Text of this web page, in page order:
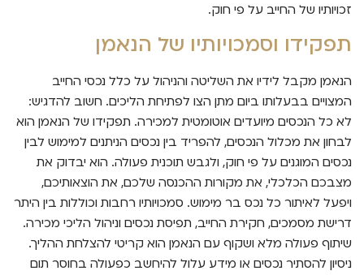
זכויותיו של החייב על פי חוק.
תפקידו וסמכויותיו של הנאמן
הנאמן מקבל לידיו את השליטה והניהול על כלל נכסי החייב
המצויים בבעלותו ביום מתן הצו לפתיחת הליכים. חשוב להדגיש:
לא כל הנכסים מיועדים אוטומטית למכירה. תפקידו של הנאמן הוא
לבחון את מכלול הנכסים, להפריד בין נכסים הניתנים למימוש לבין
נכסים המוגנים על פי חוק, ולגבש תוכנית פעולה. הוא יבדוק את
מצבכם הכלכלי, את מקורות ההכנסה שלכם, את הוצאותיכם,
ויפעל לאיתור כל נכס בר מימוש. סמכויותיו רחבות וכוללות בין היתר
דרישת מסמכים, חקירת החייב, תפיסת נכסים וניהול הליכי מכירה.
שיתוף פעולה מלא ושקוף עם הנאמן הוא קריטי להצלחת ההליך.
ניסיון להסתיר נכסים או מידע עלול להיחשב כפעולה בחוסר תום